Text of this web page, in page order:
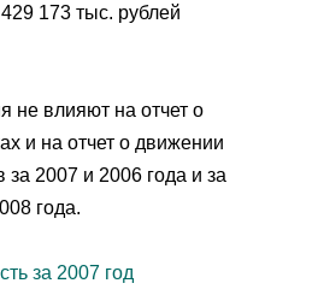
173 тыс. рублей
не влияют на отчет о
и на отчет о движении
2007 и 2006 года и за
года.
за 2007 год